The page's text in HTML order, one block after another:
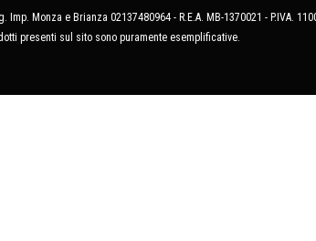
Monza e Brianza 02137480964 - R.E.A. MB-1370021 - P.IVA.
presenti sul sito sono puramente esemplificative.